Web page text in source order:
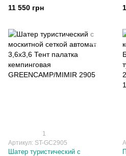
для отдыха, садовый 3*3, 23,5
11 550 грн
1
Артикул: ST-GC2905
Шатер туристический с